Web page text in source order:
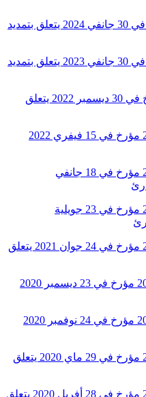
أمر عدد 97 لسنة 2024 مؤرخ في 30 جانفي 2024 يتعلق بتمديد
أمر عدد 47 لسنة 2023 مؤرخ في 30 جانفي 2023 يتعلق بتمديد
أمر عدد 959 لسنة 2022 مؤرخ في 30 ديسمبر 2022 يتعلق
أمر رئاسي عدد 73 لسنة 2022 مؤرخ في 15 فيفري 2022
أمر رئاسي عدد 43 لسنة 2022 مؤرخ في 18 جانفي
أمر رئاسي عدد 67 لسنة 2021 مؤرخ في 23 جويلية
أمر رئاسي عدد 59 لسنة 2021 مؤرخ في 24 جوان 2021 يتعلق
أمر رئاسي عدد 164 لسنة 2020 مؤرخ في 23 ديسمبر 2020
أمر رئاسي عدد 134 لسنة 2020 مؤرخ في 24 نوفمبر 2020
أمر رئاسي عدد 54 لسنة 2020 مؤرخ في 29 ماي 2020 يتعلق
أمر رئاسي عدد 38 لسنة 2020 مؤرخ في 28 أفريل 2020 يتعلق